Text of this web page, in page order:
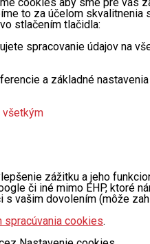
to za účelom
stlačením tlačidla:
spracovanie údajov na
a základné
všetkým
zážitku a jeho
či iné mimo EHP, ktoré
s vašim dovolením (môže
spracúvania cookies.